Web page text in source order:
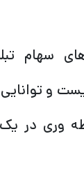
سهام
و توانایی
وری در یک